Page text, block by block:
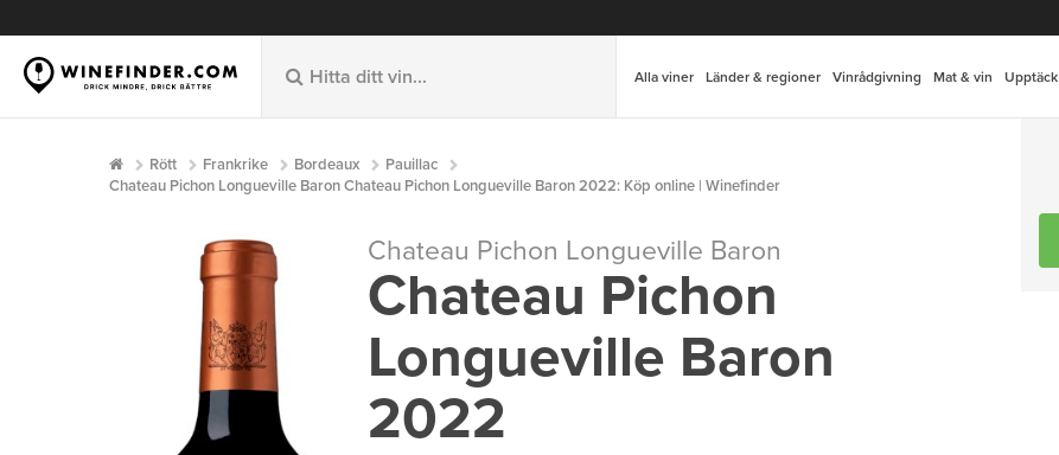
Alla viner Länder & regioner Vinrådgivning Mat & vin Upptäck
Rött Frankrike Bordeaux
Pauillac
Chateau Pichon Longueville Baron Chateau Pichon Longueville Baron 2022: Köp online | Winefinder
Chateau Pichon Longueville Baron
Chateau Pichon
Longueville Baron
2022